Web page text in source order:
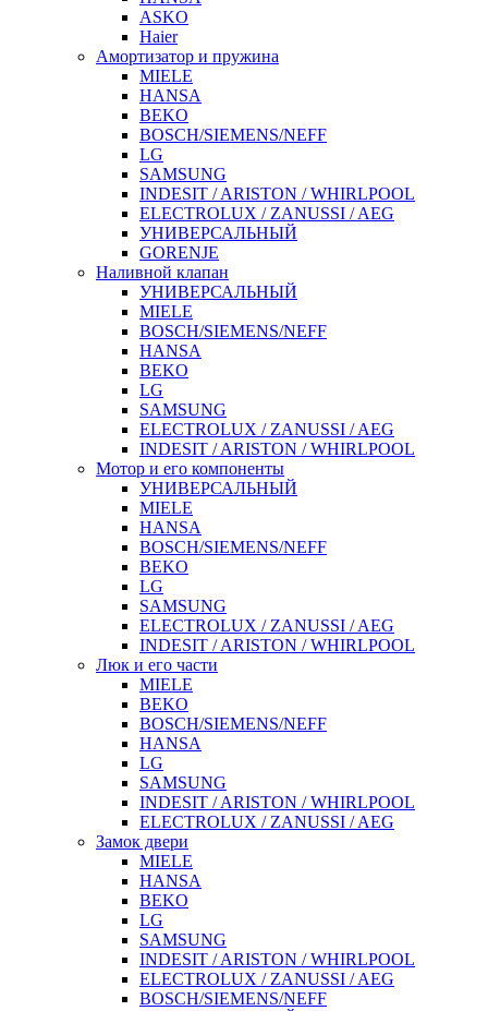
ASKO
Haier
Амортизатор и пружина
MIELE
HANSA
BEKO
BOSCH/SIEMENS/NEFF
LG
SAMSUNG
INDESIT / ARISTON / WHIRLPOOL
ELECTROLUX / ZANUSSI / AEG
УНИВЕРСАЛЬНЫЙ
GORENJE
Наливной клапан
УНИВЕРСАЛЬНЫЙ
MIELE
BOSCH/SIEMENS/NEFF
HANSA
BEKO
LG
SAMSUNG
ELECTROLUX / ZANUSSI / AEG
INDESIT / ARISTON / WHIRLPOOL
Мотор и его компоненты
УНИВЕРСАЛЬНЫЙ
MIELE
HANSA
BOSCH/SIEMENS/NEFF
BEKO
LG
SAMSUNG
ELECTROLUX / ZANUSSI / AEG
INDESIT / ARISTON / WHIRLPOOL
Люк и его части
MIELE
BEKO
BOSCH/SIEMENS/NEFF
HANSA
LG
SAMSUNG
INDESIT / ARISTON / WHIRLPOOL
ELECTROLUX / ZANUSSI / AEG
Замок двери
MIELE
HANSA
BEKO
LG
SAMSUNG
INDESIT / ARISTON / WHIRLPOOL
ELECTROLUX / ZANUSSI / AEG
BOSCH/SIEMENS/NEFF